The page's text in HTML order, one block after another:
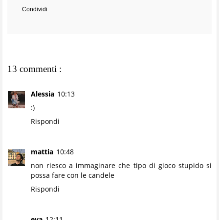
Condividi
13 commenti :
Alessia 10:13
:)
Rispondi
mattia 10:48
non riesco a immaginare che tipo di gioco stupido si
possa fare con le candele
Rispondi